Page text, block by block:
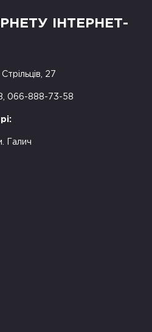
ІНТЕРНЕТ-
27
066-888-73-58
Галич